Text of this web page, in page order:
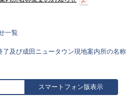
一覧
及び成田ニュータウン現地案内所の名称
スマートフォン版表示